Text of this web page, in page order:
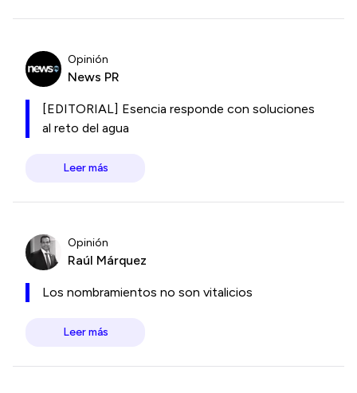
Opinión
News PR
[EDITORIAL] Esencia responde con soluciones
al reto del agua
Leer más
Opinión
Raúl Márquez
Los nombramientos no son vitalicios
Leer más